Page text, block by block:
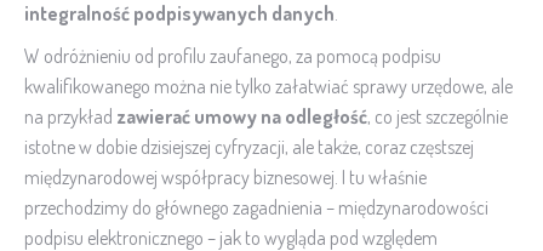
integralność podpisywanych danych.
W odróżnieniu od profilu zaufanego, za pomocą podpisu
kwalifikowanego można nie tylko załatwiać sprawy urzędowe, ale
na przykład zawierać umowy na odległość, co jest szczególnie
istotne w dobie dzisiejszej cyfryzacji, ale także, coraz częstszej
międzynarodowej współpracy biznesowej. I tu właśnie
przechodzimy do głównego zagadnienia – międzynarodowości
podpisu elektronicznego – jak to wygląda pod względem